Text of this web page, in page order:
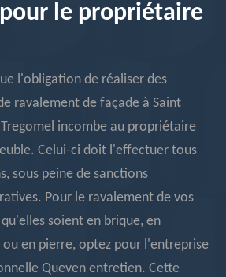
le propriétaire
l'obligation de réaliser des
ravalement de façade à Saint
incombe au propriétaire
Celui-ci doit l'effectuer tous
sous peine de sanctions
Pour le ravalement de vos
soient en brique, en
ou en pierre, optez pour l'entreprise
Queven entretien. Cette